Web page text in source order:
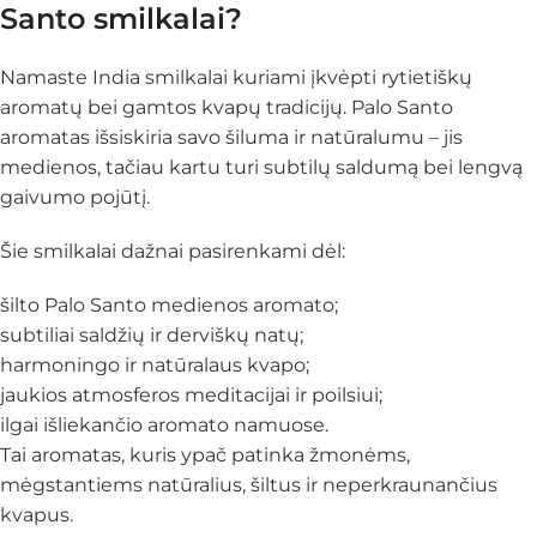
Santo smilkalai?
Namaste India smilkalai kuriami įkvėpti rytietiškų
aromatų bei gamtos kvapų tradicijų. Palo Santo
aromatas išsiskiria savo šiluma ir natūralumu – jis
medienos, tačiau kartu turi subtilų saldumą bei lengvą
gaivumo pojūtį.
Šie smilkalai dažnai pasirenkami dėl:
šilto Palo Santo medienos aromato;
subtiliai saldžių ir derviškų natų;
harmoningo ir natūralaus kvapo;
jaukios atmosferos meditacijai ir poilsiui;
ilgai išliekančio aromato namuose.
Tai aromatas, kuris ypač patinka žmonėms,
mėgstantiems natūralius, šiltus ir neperkraunančius
kvapus.